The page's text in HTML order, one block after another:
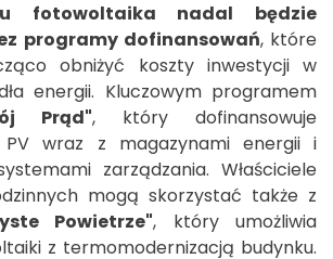
fotowoltaika nadal będzie
programy dofinansowań, które
obniżyć koszty inwestycji w
energii. Kluczowym programem
Prąd", który dofinansowuje
PV wraz z magazynami energii i
zarządzania. Właściciele
mogą skorzystać także z
Powietrze", który umożliwia
z termomodernizacją budynku.